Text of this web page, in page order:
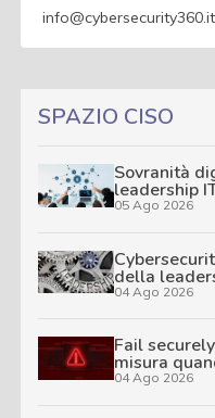
info@cybersecurity360.it
SPAZIO CISO
Sovranità
leadership
05 Ago 2026
della
04 Ago 2026
Fail
misura
04 Ago 2026